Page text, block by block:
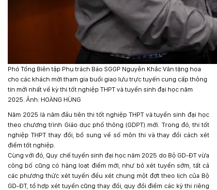
Phó Tổng Biên tập Phụ trách Báo SGGP Nguyễn Khắc Văn tặng hoa
cho các khách mời tham gia buổi giao lưu trực tuyến cung cấp thông
tin mới nhất về kỳ thi tốt nghiệp THPT và tuyển sinh đại học năm
2025. Ảnh: HOÀNG HÙNG
Năm 2025 là năm đầu tiên thi tốt nghiệp THPT và tuyển sinh đại học
theo chương trình Giáo dục phổ thông (GDPT) mới. Trong đó, thi tốt
nghiệp THPT thay đổi, bổ sung về số môn thi và thay đổi cách xét
điểm tốt nghiệp.
Cùng với đó, Quy chế tuyển sinh đại học năm 2025 do Bộ GD-ĐT vừa
công bố cũng có hàng loạt điểm mới, như bỏ xét tuyển sớm, tất cả
các phương thức xét tuyển đều xét chung một đợt theo lịch của Bộ
GD-ĐT, tổ hợp xét tuyển cũng thay đổi, quy đổi điểm các kỳ thi riêng